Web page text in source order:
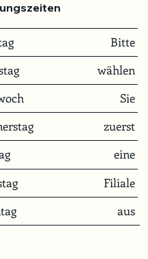
Bitte
wählen
Sie
zuerst
eine
Filiale
aus